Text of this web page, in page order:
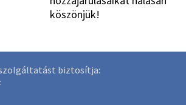
köszönjük!
biztosítja: